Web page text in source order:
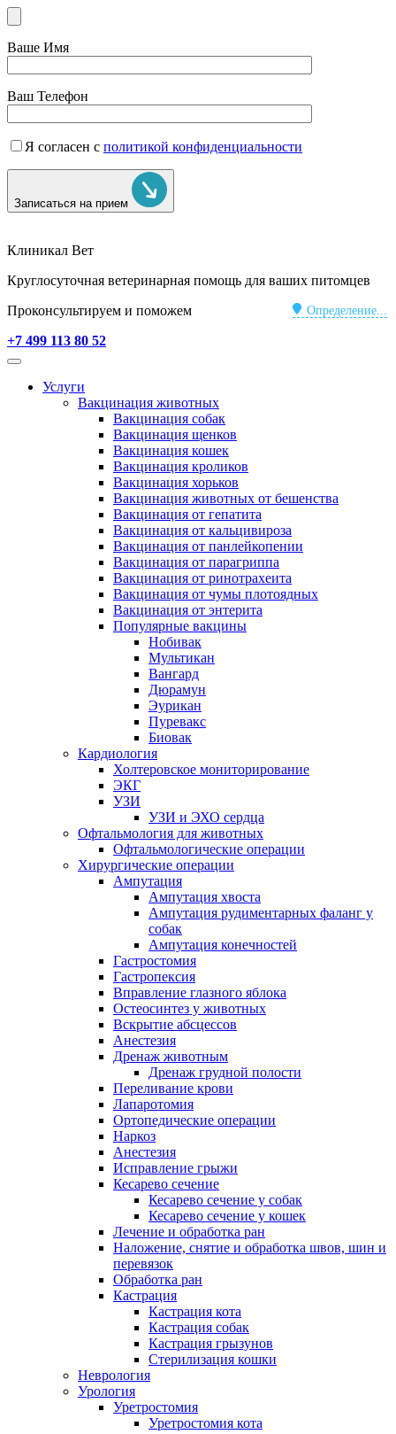
Ваше Имя
Ваш Телефон
Я согласен с политикой конфиденциальности
Записаться на прием
Клиникал Вет
Круглосуточная ветеринарная помощь для ваших питомцев
Определение...
Проконсультируем и поможем
+7 499 113 80 52
Услуги
Вакцинация животных
Вакцинация собак
Вакцинация щенков
Вакцинация кошек
Вакцинация кроликов
Вакцинация хорьков
Вакцинация животных от бешенства
Вакцинация от гепатита
Вакцинация от кальцивироза
Вакцинация от панлейкопении
Вакцинация от парагриппа
Вакцинация от ринотрахеита
Вакцинация от чумы плотоядных
Вакцинация от энтерита
Популярные вакцины
Нобивак
Мультикан
Вангард
Дюрамун
Эурикан
Пуревакс
Биовак
Кардиология
Холтеровское мониторирование
ЭКГ
УЗИ
УЗИ и ЭХО сердца
Офтальмология для животных
Офтальмологические операции
Хирургические операции
Ампутация
Ампутация хвоста
Ампутация рудиментарных фаланг у
собак
Ампутация конечностей
Гастростомия
Гастропексия
Вправление глазного яблока
Остеосинтез у животных
Вскрытие абсцессов
Анестезия
Дренаж животным
Дренаж грудной полости
Переливание крови
Лапаротомия
Ортопедические операции
Наркоз
Анестезия
Исправление грыжи
Кесарево сечение
Кесарево сечение у собак
Кесарево сечение у кошек
Лечение и обработка ран
Наложение, снятие и обработка швов, шин и
перевязок
Обработка ран
Кастрация
Кастрация кота
Кастрация собак
Кастрация грызунов
Стерилизация кошки
Неврология
Урология
Уретростомия
Уретростомия кота